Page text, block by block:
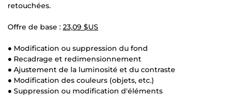
retouchées.
Offre de base : 23,09 $US
● Modification ou suppression du fond
● Recadrage et redimensionnement
● Ajustement de la luminosité et du contraste
● Modification des couleurs (objets, etc.)
● Suppression ou modification d'éléments